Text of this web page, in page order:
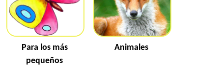
Para los más
pequeños
Animales